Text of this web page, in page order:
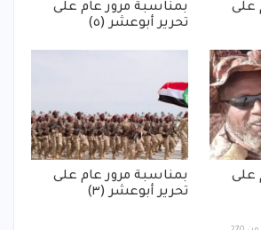
على
بمناسبة مرور عام على
تحرير أبوعشر (٥)
على
بمناسبة مرور عام على
تحرير أبوعشر (٣)